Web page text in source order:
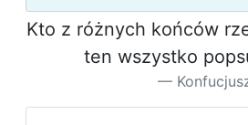
Kto z różnych końców
ten wszystko